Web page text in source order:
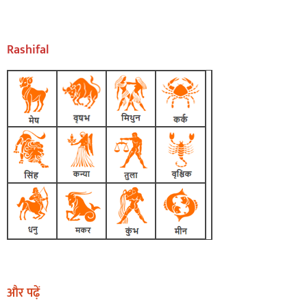
Rashifal
और पढ़ें